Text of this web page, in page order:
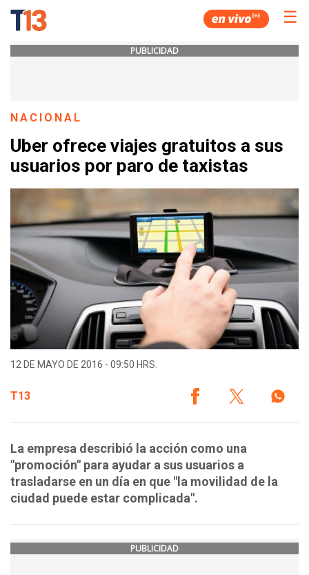
☰
PUBLICIDAD
NACIONAL
Uber ofrece viajes gratuitos a sus
usuarios por paro de taxistas
12 DE MAYO DE 2016 - 09:50 HRS.
T13
La empresa describió la acción como una
"promoción" para ayudar a sus usuarios a
trasladarse en un día en que "la movilidad de la
ciudad puede estar complicada".
PUBLICIDAD